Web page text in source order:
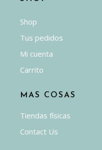
Shop
Tus pedidos
Mi cuenta
Carrito
MAS COSAS
Tiendas físicas
Contact Us